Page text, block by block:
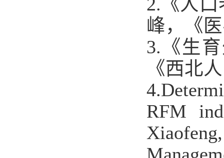
峰，《
3. 《生
《西北
RFM